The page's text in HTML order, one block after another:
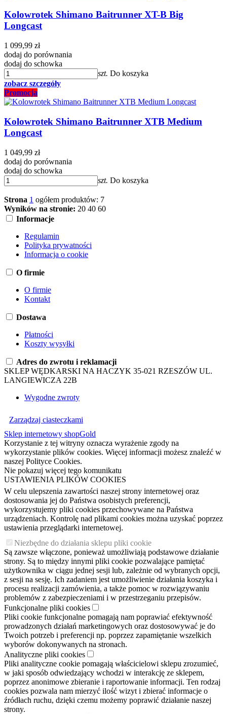
Kolowrotek Shimano Baitrunner XT-B Big
Longcast
1 099,99 zł
dodaj do porównania
dodaj do schowka
szt. Do koszyka
zobacz szczegóły
Promocja
Kolowrotek Shimano Baitrunner XTB Medium
Longcast
1 049,99 zł
dodaj do porównania
dodaj do schowka
szt. Do koszyka
Strona 1 ogółem produktów: 7
Wyników na stronie: 20 40 60
Informacje
Regulamin
Polityka prywatności
Informacja o cookie
O firmie
O firmie
Kontakt
Dostawa
Płatności
Koszty wysyłki
Adres do zwrotu i reklamacji
SKLEP WĘDKARSKI NA HACZYK 35-021 RZESZÓW UL.
LANGIEWICZA 22B
Wygodne zwroty
Zarządzaj ciasteczkami
Sklep internetowy shopGold
Korzystanie z tej witryny oznacza wyrażenie zgody na
wykorzystanie plików cookies. Więcej informacji możesz znaleźć w
naszej Polityce Cookies.
Nie pokazuj więcej tego komunikatu
USTAWIENIA PLIKÓW COOKIES
W celu ulepszenia zawartości naszej strony internetowej oraz
dostosowania jej do Państwa osobistych preferencji,
wykorzystujemy pliki cookies przechowywane na Państwa
urządzeniach. Kontrolę nad plikami cookies można uzyskać poprzez
ustawienia przeglądarki internetowej.
Niezbędne do działania sklepu pliki cookie
Są zawsze włączone, ponieważ umożliwiają podstawowe działanie
strony. Są to między innymi pliki cookie pozwalające pamiętać
użytkownika w ciągu jednej sesji lub, zależnie od wybranych opcji,
z sesji na sesję. Ich zadaniem jest umożliwienie działania koszyka i
procesu realizacji zamówienia, a także pomoc w rozwiązywaniu
problemów z zabezpieczeniami i w przestrzeganiu przepisów.
Funkcjonalne pliki cookies
Pliki cookie funkcjonalne pomagają nam poprawiać efektywność
prowadzonych działań marketingowych oraz dostosowywać je do
Twoich potrzeb i preferencji np. poprzez zapamiętanie wszelkich
wyborów dokonywanych na stronach.
Analityczne pliki cookies
Pliki analityczne cookie pomagają właścicielowi sklepu zrozumieć,
w jaki sposób odwiedzający wchodzi w interakcję ze sklepem,
poprzez anonimowe zbieranie i raportowanie informacji. Ten rodzaj
cookies pozwala nam mierzyć ilość wizyt i zbierać informacje o
źródłach ruchu, dzięki czemu możemy poprawić działanie naszej
strony.